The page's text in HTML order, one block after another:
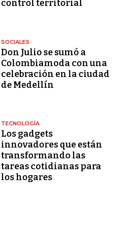
control territorial
SOCIALES
Don Julio se sumó a
Colombiamoda con una
celebración en la ciudad
de Medellín
TECNOLOGÍA
Los gadgets
innovadores que están
transformando las
tareas cotidianas para
los hogares